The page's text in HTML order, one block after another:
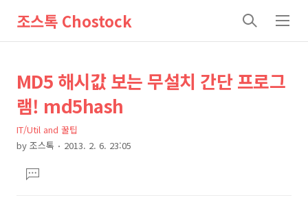
조스톡 Chostock
검
메
상
세
컨
텐
츠
본
문
제
목
MD5 해시값 보는 무설치 간단 프로그
램! md5hash
IT/Util and 꿀팁
by 조스톡 2013. 2. 6. 23:05
문댓
글